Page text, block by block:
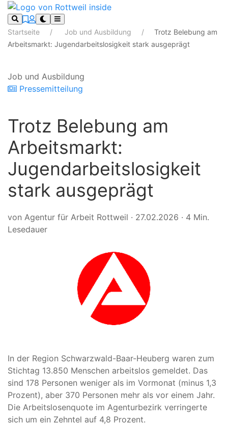
Startseite Job und Ausbildung
Trotz Belebung am
Arbeitsmarkt: Jugendarbeitslosigkeit stark ausgeprägt
Job und Ausbildung
Pressemitteilung
Trotz Belebung am
Arbeitsmarkt:
Jugendarbeitslosigkeit
stark ausgeprägt
von Agentur für Arbeit Rottweil · 27.02.2026 · 4 Min.
Lesedauer
In der Region Schwarzwald-Baar-Heuberg waren zum
Stichtag 13.850 Menschen arbeitslos gemeldet. Das
sind 178 Personen weniger als im Vormonat (minus 1,3
Prozent), aber 370 Personen mehr als vor einem Jahr.
Die Arbeitslosenquote im Agenturbezirk verringerte
sich um ein Zehntel auf 4,8 Prozent.